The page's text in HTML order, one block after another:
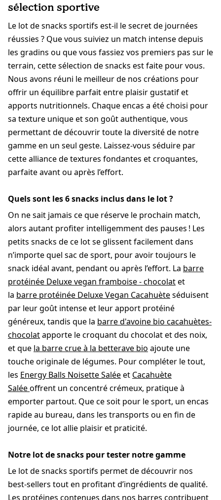
sélection sportive
Le lot de snacks sportifs est-il le secret de journées
réussies ? Que vous suiviez un match intense depuis
les gradins ou que vous fassiez vos premiers pas sur le
terrain, cette sélection de snacks est faite pour vous.
Nous avons réuni le meilleur de nos créations pour
offrir un équilibre parfait entre plaisir gustatif et
apports nutritionnels. Chaque encas a été choisi pour
sa texture unique et son goût authentique, vous
permettant de découvrir toute la diversité de notre
gamme en un seul geste. Laissez-vous séduire par
cette alliance de textures fondantes et croquantes,
parfaite avant ou après l’effort.
Quels sont les 6 snacks inclus dans le lot ?
On ne sait jamais ce que réserve le prochain match,
alors autant profiter intelligemment des pauses ! Les
petits snacks de ce lot se glissent facilement dans
n’importe quel sac de sport, pour avoir toujours le
snack idéal avant, pendant ou après l’effort. La barre
protéinée Deluxe vegan framboise - chocolatet
la barre protéinée Deluxe Vegan Cacahuèteséduisent
par leur goût intense et leur apport protéiné
généreux, tandis que la barre d'avoine bio cacahuètes-
chocolatapporte le croquant du chocolat et des noix,
et que la barre crue à la betterave bio ajoute une
touche originale de légumes. Pour compléter le tout,
les Energy Balls Noisette Saléeet Cacahuète
Saléeoffrent un concentré crémeux, pratique à
emporter partout. Que ce soit pour le sport, un encas
rapide au bureau, dans les transports ou en fin de
journée, ce lot allie plaisir et praticité.
Notre lot de snacks pour tester notre gamme
Le lot de snacks sportifs permet de découvrir nos
best-sellers tout en profitant d’ingrédients de qualité.
Les protéines contenues dans nos barres contribuent